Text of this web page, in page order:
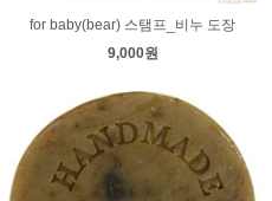
for baby(bear) 스탬프_비누 도장
9,000원